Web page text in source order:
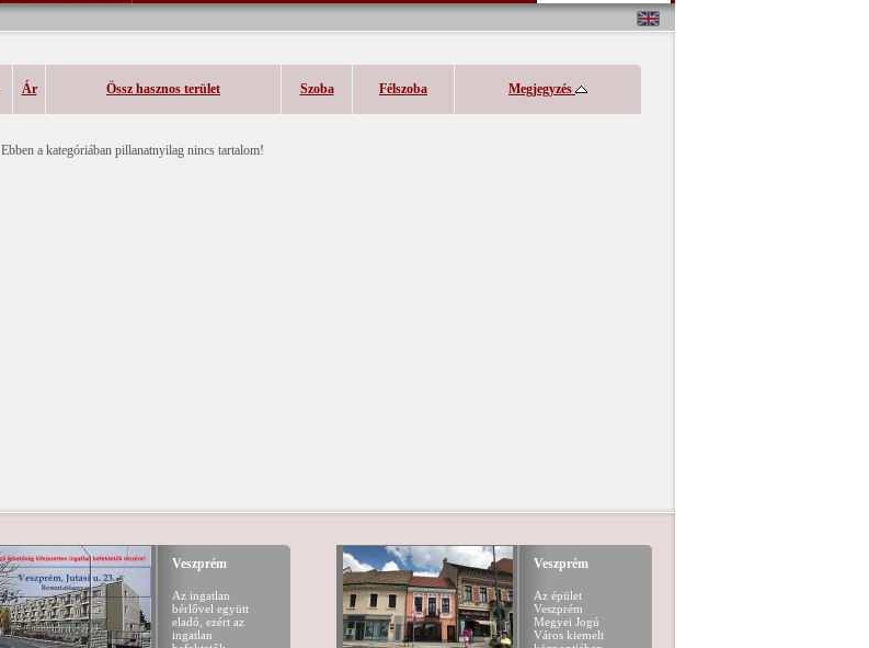
Ár Össz hasznos terület Szoba Félszoba Megjegyzés
Ebben a kategóriában pillanatnyilag nincs tartalom!
Veszprém
Az ingatlan
bérlővel együtt
eladó, ezért az
ingatlan
Veszprém
Az épület
Veszprém
Megyei Jogú
Város kiemelt